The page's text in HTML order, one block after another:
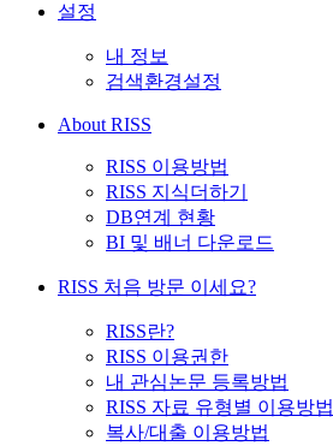
설정
내 정보
검색환경설정
About RISS
RISS 이용방법
RISS 지식더하기
DB연계 현황
BI 및 배너 다운로드
RISS 처음 방문 이세요?
RISS란?
RISS 이용권한
내 관심논문 등록방법
RISS 자료 유형별 이용방법
복사/대출 이용방법